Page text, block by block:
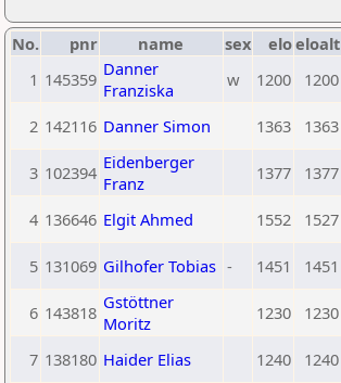
No. pnr name sex eloeloalt
1 145359 Danner
Franziska
w 1200 1200
2 142116 Danner Simon 1363 1363
3 102394 Eidenberger
Franz
1377 1377
4 136646 Elgit Ahmed 1552 1527
5 131069 Gilhofer Tobias - 1451 1451
6 143818 Gstöttner
Moritz
1230 1230
7 138180 Haider Elias 1240 1240